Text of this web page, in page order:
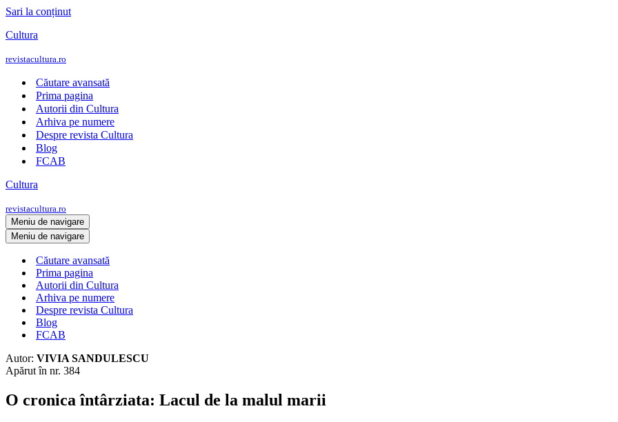
Sari la conținut
Cultura
revistacultura.ro
Căutare avansată
Prima pagina
Autorii din Cultura
Arhiva pe numere
Despre revista Cultura
Blog
FCAB
Cultura
revistacultura.ro
Meniu de navigare
Meniu de navigare
Căutare avansată
Prima pagina
Autorii din Cultura
Arhiva pe numere
Despre revista Cultura
Blog
FCAB
Autor: VIVIA SANDULESCU
Apărut în nr. 384
O cronica întârziata: Lacul de la malul marii